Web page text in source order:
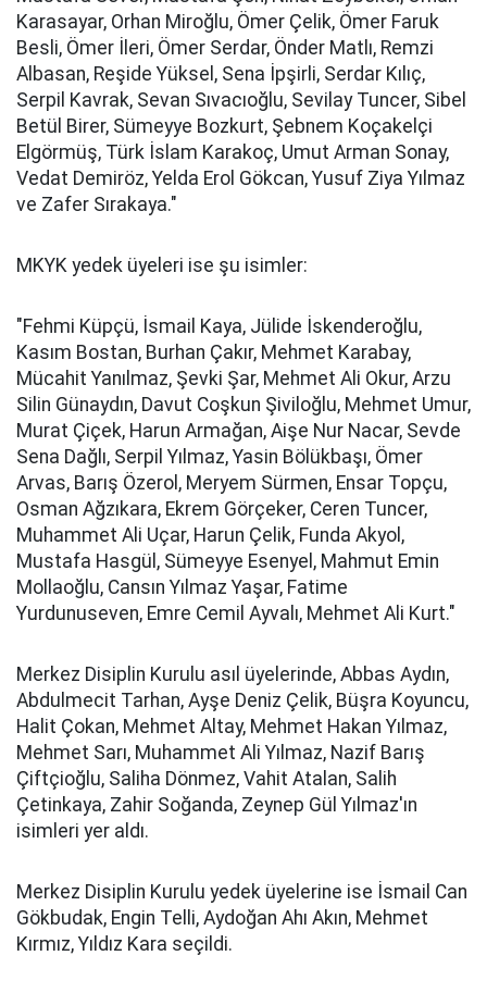
Karasayar, Orhan Miroğlu, Ömer Çelik, Ömer Faruk
Besli, Ömer İleri, Ömer Serdar, Önder Matlı, Remzi
Albasan, Reşide Yüksel, Sena İpşirli, Serdar Kılıç,
Serpil Kavrak, Sevan Sıvacıoğlu, Sevilay Tuncer, Sibel
Betül Birer, Sümeyye Bozkurt, Şebnem Koçakelçi
Elgörmüş, Türk İslam Karakoç, Umut Arman Sonay,
Vedat Demiröz, Yelda Erol Gökcan, Yusuf Ziya Yılmaz
ve Zafer Sırakaya."
MKYK yedek üyeleri ise şu isimler:
"Fehmi Küpçü, İsmail Kaya, Jülide İskenderoğlu,
Kasım Bostan, Burhan Çakır, Mehmet Karabay,
Mücahit Yanılmaz, Şevki Şar, Mehmet Ali Okur, Arzu
Silin Günaydın, Davut Coşkun Şiviloğlu, Mehmet Umur,
Murat Çiçek, Harun Armağan, Aişe Nur Nacar, Sevde
Sena Dağlı, Serpil Yılmaz, Yasin Bölükbaşı, Ömer
Arvas, Barış Özerol, Meryem Sürmen, Ensar Topçu,
Osman Ağzıkara, Ekrem Görçeker, Ceren Tuncer,
Muhammet Ali Uçar, Harun Çelik, Funda Akyol,
Mustafa Hasgül, Sümeyye Esenyel, Mahmut Emin
Mollaoğlu, Cansın Yılmaz Yaşar, Fatime
Yurdunuseven, Emre Cemil Ayvalı, Mehmet Ali Kurt."
Merkez Disiplin Kurulu asıl üyelerinde, Abbas Aydın,
Abdulmecit Tarhan, Ayşe Deniz Çelik, Büşra Koyuncu,
Halit Çokan, Mehmet Altay, Mehmet Hakan Yılmaz,
Mehmet Sarı, Muhammet Ali Yılmaz, Nazif Barış
Çiftçioğlu, Saliha Dönmez, Vahit Atalan, Salih
Çetinkaya, Zahir Soğanda, Zeynep Gül Yılmaz'ın
isimleri yer aldı.
Merkez Disiplin Kurulu yedek üyelerine ise İsmail Can
Gökbudak, Engin Telli, Aydoğan Ahı Akın, Mehmet
Kırmız, Yıldız Kara seçildi.